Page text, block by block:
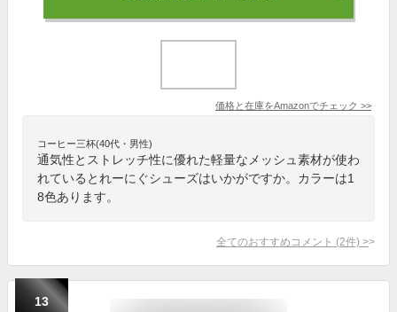
価格と在庫をAmazonでチェック >>
コーヒー三杯(40代・男性)
通気性とストレッチ性に優れた軽量なメッシュ素材が使わ
れているとれーにぐシューズはいかがですか。カラーは1
8色あります。
全てのおすすめコメント (2件) >
13